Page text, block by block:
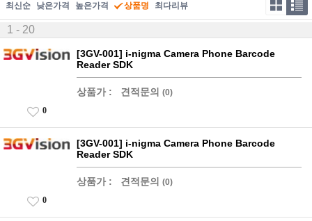
최신순 낮은가격 높은가격 상품명 최다리뷰
1 - 20
[3GV-001] i-nigma Camera Phone Barcode
Reader SDK
상품가 : 견적문의 (0)
0
[3GV-001] i-nigma Camera Phone Barcode
Reader SDK
상품가 : 견적문의 (0)
0